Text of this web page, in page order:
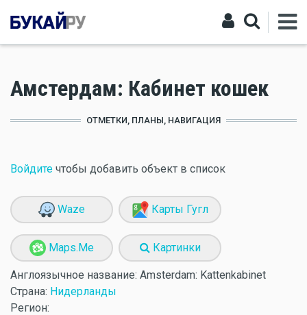
Амстердам: Кабинет кошек
ОТМЕТКИ, ПЛАНЫ, НАВИГАЦИЯ
Войдите чтобы добавить объект в список
Waze Карты Гугл
Maps.Me Картинки
Англоязычное название: Amsterdam: Kattenkabinet
Страна: Нидерланды
Регион: